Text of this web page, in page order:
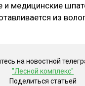
и медицинские
из
на новостной
"Лесной комплекс"
Поделиться статьей